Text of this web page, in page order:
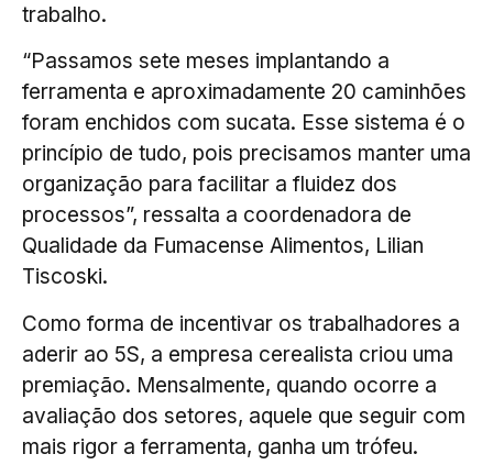
trabalho.
“Passamos sete meses implantando a
ferramenta e aproximadamente 20 caminhões
foram enchidos com sucata. Esse sistema é o
princípio de tudo, pois precisamos manter uma
organização para facilitar a fluidez dos
processos”, ressalta a coordenadora de
Qualidade da Fumacense Alimentos, Lilian
Tiscoski.
Como forma de incentivar os trabalhadores a
aderir ao 5S, a empresa cerealista criou uma
premiação. Mensalmente, quando ocorre a
avaliação dos setores, aquele que seguir com
mais rigor a ferramenta, ganha um trófeu.